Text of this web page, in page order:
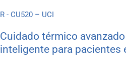
R - CU520 – UCI
Cuidado térmico
inteligente para pacientes